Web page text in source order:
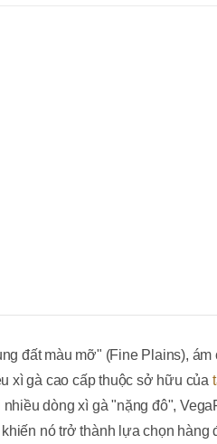
đất màu mỡ" (Fine Plains),
xì gà cao cấp thuộc sở hữu của
dòng xì gà "nặng đô",
nó trở thành lựa chọn